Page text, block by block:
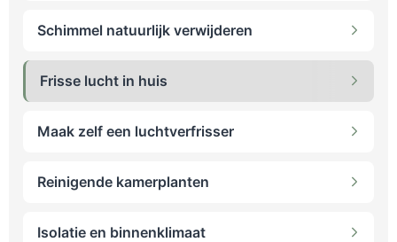
Schimmel natuurlijk verwijderen
Frisse lucht in huis
Maak zelf een luchtverfrisser
Reinigende kamerplanten
Isolatie en binnenklimaat